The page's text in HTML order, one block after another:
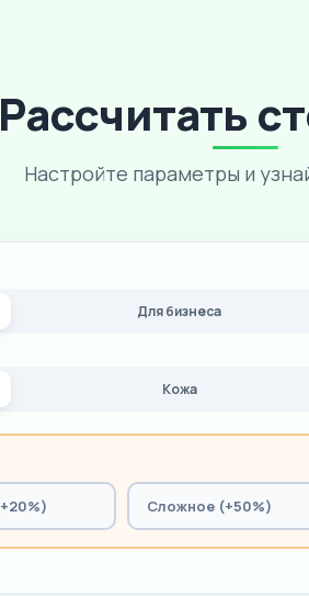
Настройте параметры и
Для бизнеса
Кожа
Сложное (+50%)